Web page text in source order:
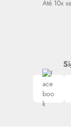
Até 10x